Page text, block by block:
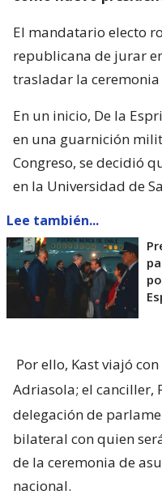
El mandatario electo
republicana de jurar
trasladar la ceremonia
En un inicio, De la
en una guarnición
Congreso, se decidió
en la Universidad de
Lee también...
Por ello, Kast viajó
Adriasola; el canciller,
delegación de
bilateral con quien
de la ceremonia de
nacional.